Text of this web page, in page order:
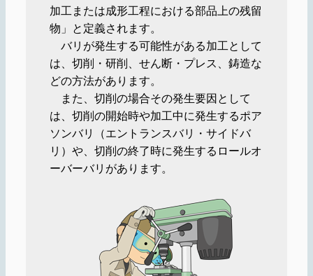
加工または成形工程における部品上の残留
物」と定義されます。
バリが発生する可能性がある加工として
は、切削・研削、せん断・プレス、鋳造な
どの方法があります。
また、切削の場合その発生要因として
は、切削の開始時や加工中に発生するポア
ソンバリ（エントランスバリ・サイドバ
リ）や、切削の終了時に発生するロールオ
ーバーバリがあります。